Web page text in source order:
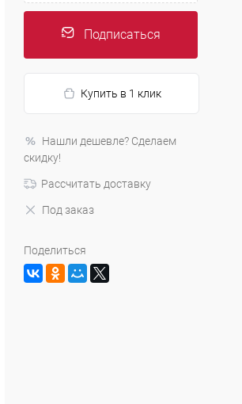
Подписаться
Купить в 1 клик
Нашли дешевле? Сделаем
скидку!
Рассчитать доставку
Под заказ
Поделиться